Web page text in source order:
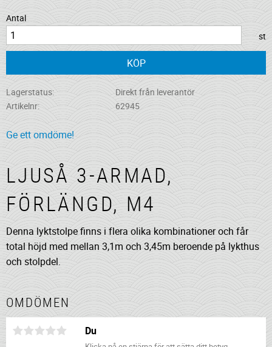
Antal
st
KÖP
Lagerstatus
Direkt från leverantör
Artikelnr
62945
Ge ett omdöme!
LJUSÅ 3-ARMAD,
FÖRLÄNGD, M4
Denna lyktstolpe finns i flera olika kombinationer och får
total höjd med mellan 3,1m och 3,45m beroende på lykthus
och stolpdel.
OMDÖMEN
Du